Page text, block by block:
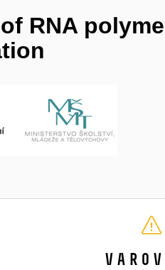
RNA